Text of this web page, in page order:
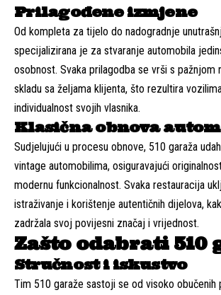
Prilagođene izmjene
Od kompleta za tijelo do nadogradnje
specijalizirana je za stvaranje automobila
osobnost. Svaka prilagodba se vrši s pažnjom
skladu sa željama klijenta, što rezultira
individualnost svojih vlasnika.
Klasična obnova
Sudjelujući u procesu obnove, 510 garaža
vintage automobilima, osiguravajući
modernu funkcionalnost. Svaka restauracija
istraživanje i korištenje autentičnih dijelova,
zadržala svoj povijesni značaj i vrijednost.
Zašto odabrati 510
Stručnost i iskustvo
Tim 510 garaže sastoji se od visoko obučenih